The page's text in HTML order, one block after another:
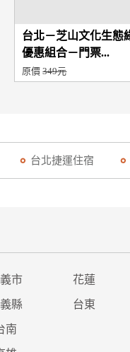
台北－芝山文化生態
優惠組合－門票...
原價349元
台北捷運住宿
市 花蓮
縣 台東
南